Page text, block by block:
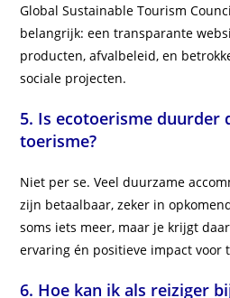
Global Sustainable Tourism
belangrijk: een transparante
producten, afvalbeleid, en
sociale projecten.
5. Is ecotoerisme duurder
toerisme?
Niet per se. Veel duurzame
zijn betaalbaar, zeker in
soms iets meer, maar je krijgt
ervaring én positieve impact voor
6. Hoe kan ik als reiziger